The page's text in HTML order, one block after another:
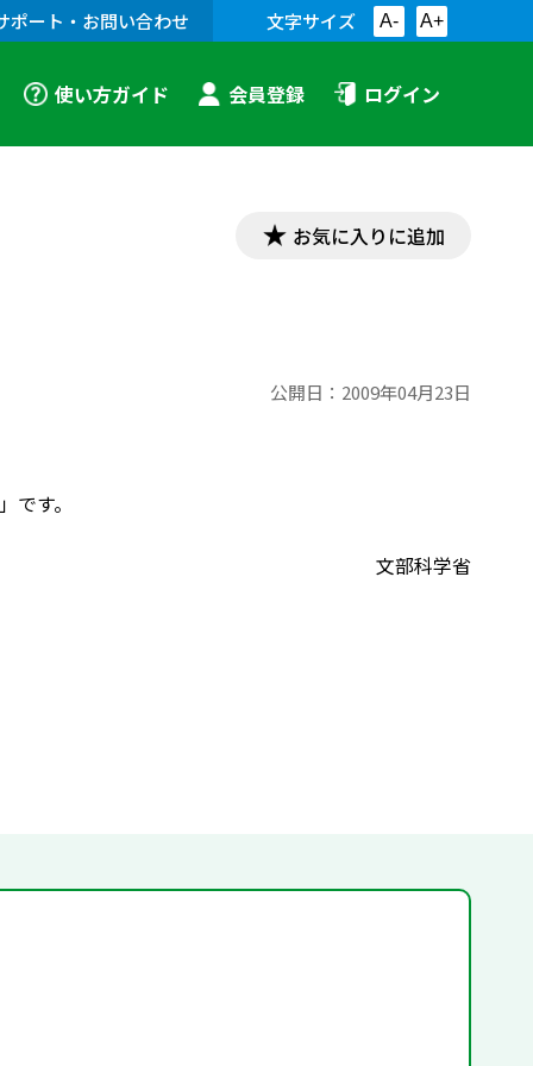
ポート・お問い合わせ 文字サイズ A- A+
使い方ガイド 会員登録 ログイン
お気に入りに追加
公開日： 2009年04月23日
す。
文部科学省